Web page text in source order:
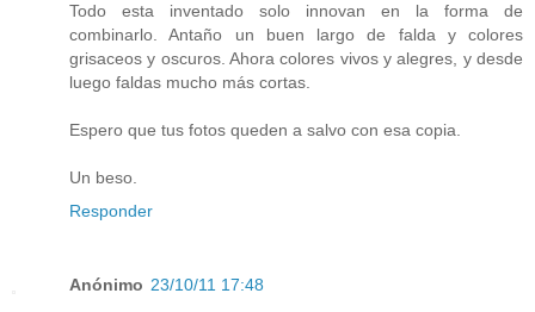
Todo esta inventado solo innovan en la forma de
combinarlo. Antaño un buen largo de falda y colores
grisaceos y oscuros. Ahora colores vivos y alegres, y desde
luego faldas mucho más cortas.
Espero que tus fotos queden a salvo con esa copia.
Un beso.
Responder
Anónimo 23/10/11 17:48